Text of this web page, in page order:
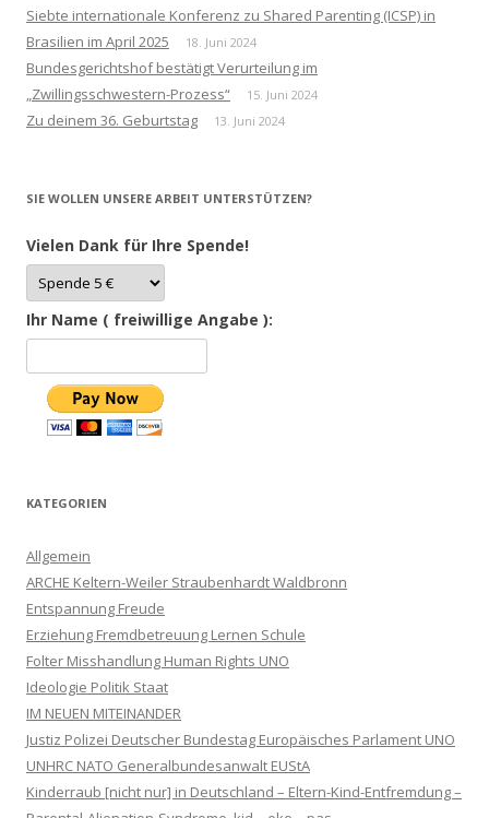
Siebte internationale Konferenz zu Shared Parenting (ICSP) in
Brasilien im April 2025
18. Juni 2024
Bundesgerichtshof bestätigt Verurteilung im
„Zwillingsschwestern-Prozess“
15. Juni 2024
Zu deinem 36. Geburtstag 13. Juni 2024
SIE WOLLEN UNSERE ARBEIT UNTERSTÜTZEN?
Vielen Dank für Ihre Spende!
Ihr Name ( freiwillige Angabe ):
KATEGORIEN
Allgemein
ARCHE Keltern-Weiler Straubenhardt Waldbronn
Entspannung Freude
Erziehung Fremdbetreuung Lernen Schule
Folter Misshandlung Human Rights UNO
Ideologie Politik Staat
IM NEUEN MITEINANDER
Justiz Polizei Deutscher Bundestag Europäisches Parlament UNO
UNHRC NATO Generalbundesanwalt EUStA
Kinderraub [nicht nur] in Deutschland – Eltern-Kind-Entfremdung –